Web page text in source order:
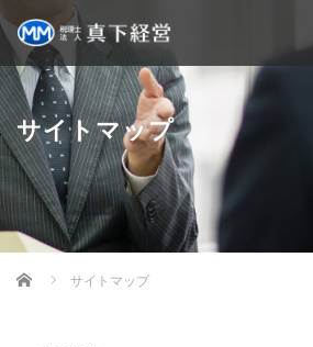
サイトマップ
Home サイトマップ